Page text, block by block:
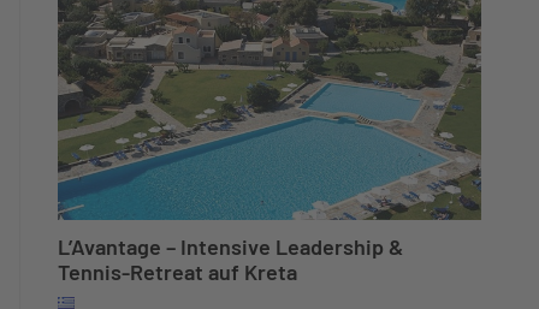
L’Avantage – Intensive Leadership &
Tennis-Retreat auf Kreta